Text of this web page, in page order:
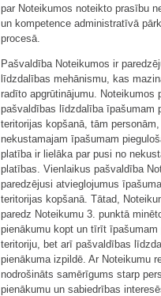
par Noteikumos noteikto prasību
un kompetence administratīvā
procesā.
Pašvaldība Noteikumos ir
līdzdalības mehānismu, kas
radīto apgrūtinājumu. Noteikumos
pašvaldības līdzdalība īpašumam
teritorijas kopšanā, tām
nekustamajam īpašumam
platība ir lielāka par pusi no
platības. Vienlaikus pašvaldība
paredzējusi atvieglojumus
teritorijas kopšanā. Tātad,
paredz Noteikumu 3. punktā
pienākumu kopt un tīrīt īpašumam
teritoriju, bet arī pašvaldības
pienākuma izpildē. Ar Noteikumu
nodrošināts samērīgums starp
pienākumu un sabiedrības